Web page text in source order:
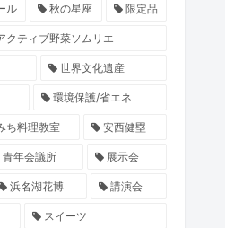
ル 秋の星座 限定品
クティブ野菜ソムリエ
世界文化遺産
環境保護/省エネ
ち料理教室 安西健塁
青年会議所 展示会
浜名湖花博 講演会
スイーツ